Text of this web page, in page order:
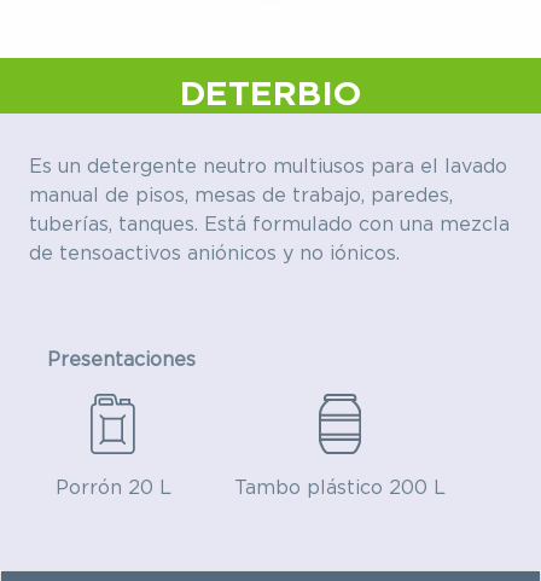
DETERBIO
Es un detergente neutro multiusos para el lavado
manual de pisos, mesas de trabajo, paredes,
tuberías, tanques. Está formulado con una mezcla
de tensoactivos aniónicos y no iónicos.
Presentaciones
Porrón 20 L Tambo plástico 200 L